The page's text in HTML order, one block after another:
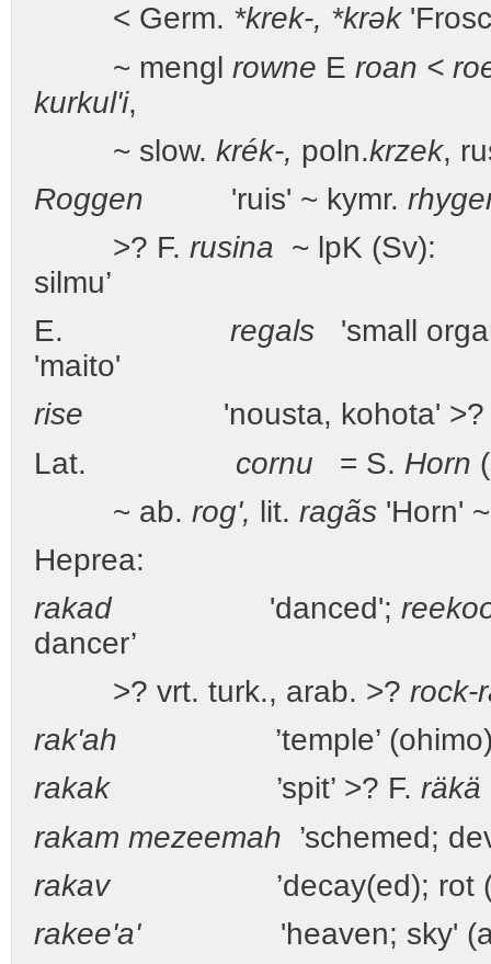
< Germ. *krek-, *krək
~ mengl rowne E roan <
kurkul'i,
~ slow. krék-, poln.krzek,
Roggen 'ruis' ~ kymr.
>? F. rusina ~ lpK
silmu’
E.
regals 'small
'maito'
rise 'nousta, kohota'
Lat. cornu = S. Horn
~ ab. rog', lit. ragãs 'Horn'
Heprea:
rakad'danced';
dancer’
>? vrt. turk., arab. >? rock-
rak'ah ’temple’
rakak’spit’ >? F. räkä
rakam mezeemah ’schemed;
rakav’decay(ed); rot
rakee'a''heaven; sky'